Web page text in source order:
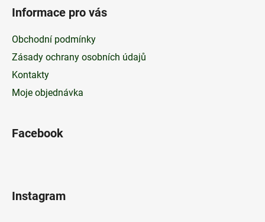
Informace pro vás
Obchodní podmínky
Zásady ochrany osobních údajů
Kontakty
Moje objednávka
Facebook
Instagram